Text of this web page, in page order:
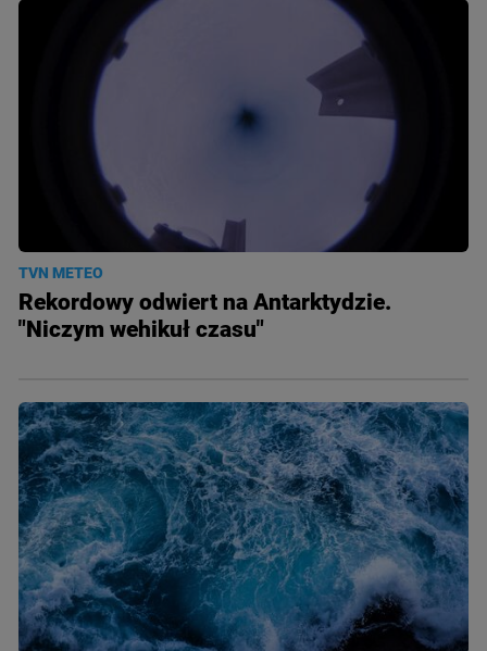
TVN METEO
Rekordowy odwiert na Antarktydzie.
"Niczym wehikuł czasu"